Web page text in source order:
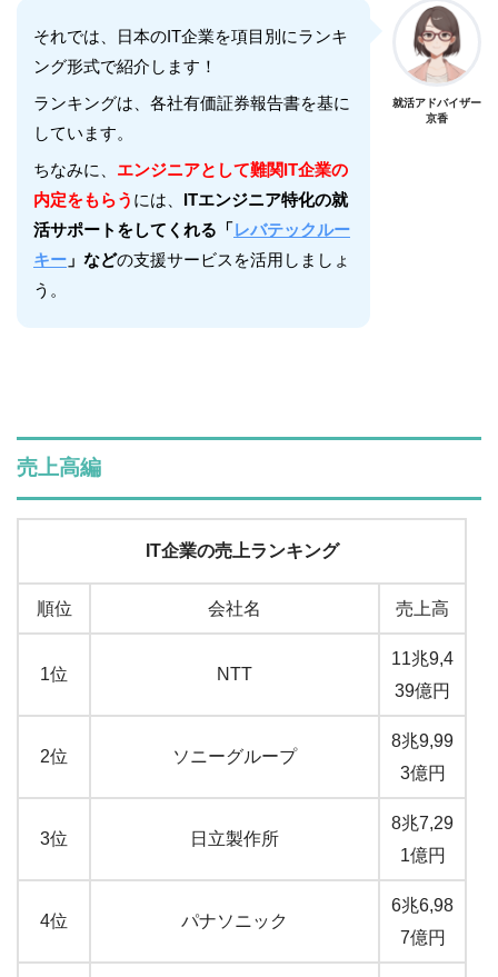
それでは、日本のIT企業を項目別にランキ
ング形式で紹介します！
ランキングは、各社有価証券報告書を基に
しています。
ちなみに、 エンジニアとして難関IT企業の
内定をもらう には、 ITエンジニア特化の就
活サポートをしてくれる「レバテックルー
キー 」などの支援サービスを活用しましょ
う。
就活アドバイザー
京香
売上高編
IT企業の売上ランキング
順位 会社名 売上高
1位 NTT
11兆9,4
39億円
2位 ソニーグループ
8兆9,99
3億円
3位 日立製作所
8兆7,29
1億円
4位 パナソニック
6兆6,98
7億円